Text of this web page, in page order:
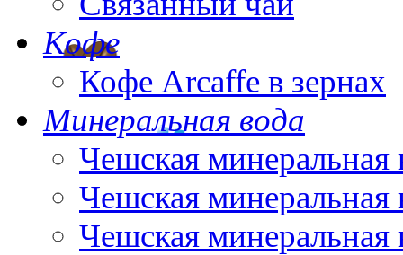
Кофе
Кофе Arcaffe в зернах
Минеральная вода
Чешская минеральная
Чешская минеральная
Чешская минеральная